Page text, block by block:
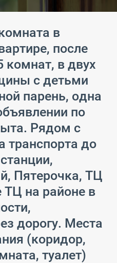
в
после
комнат, в двух
с детьми
парень, одна
по
Рядом с
транспорта до
Пятерочка, ТЦ
ТЦ на районе в
дорогу. Места
(коридор,
туалет)